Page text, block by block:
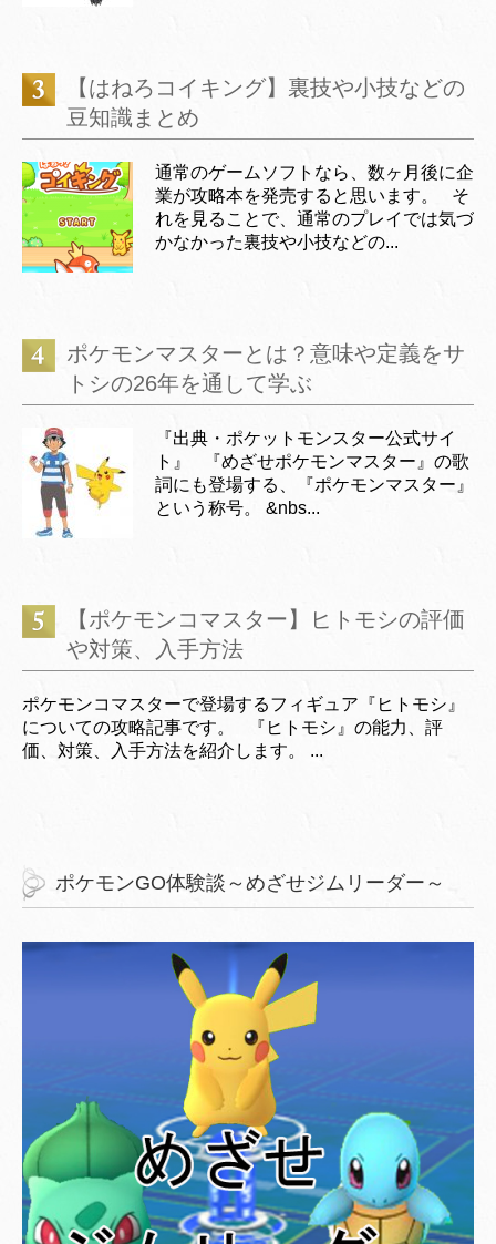
【はねろコイキング】裏技や小技などの
豆知識まとめ
通常のゲームソフトなら、数ヶ月後に企
業が攻略本を発売すると思います。 そ
れを見ることで、通常のプレイでは気づ
かなかった裏技や小技などの...
ポケモンマスターとは？意味や定義をサ
トシの26年を通して学ぶ
『出典・ポケットモンスター公式サイ
ト』 『めざせポケモンマスター』の歌
詞にも登場する、『ポケモンマスター』
という称号。 &nbs...
【ポケモンコマスター】ヒトモシの評価
や対策、入手方法
ポケモンコマスターで登場するフィギュア『ヒトモシ』
についての攻略記事です。 『ヒトモシ』の能力、評
価、対策、入手方法を紹介します。 ...
ポケモンGO体験談～めざせジムリーダー～